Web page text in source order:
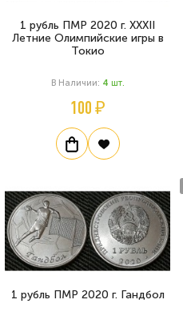
1 рубль ПМР 2020 г. XXXII
Летние Олимпийские игры в
Токио
В Наличии: 4 Шт.
100 ₽
1 рубль ПМР 2020 г. Гандбол